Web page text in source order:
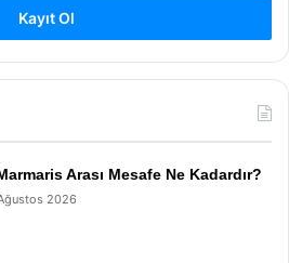
Kayıt Ol
Arası Mesafe Ne Kadardır?
2026